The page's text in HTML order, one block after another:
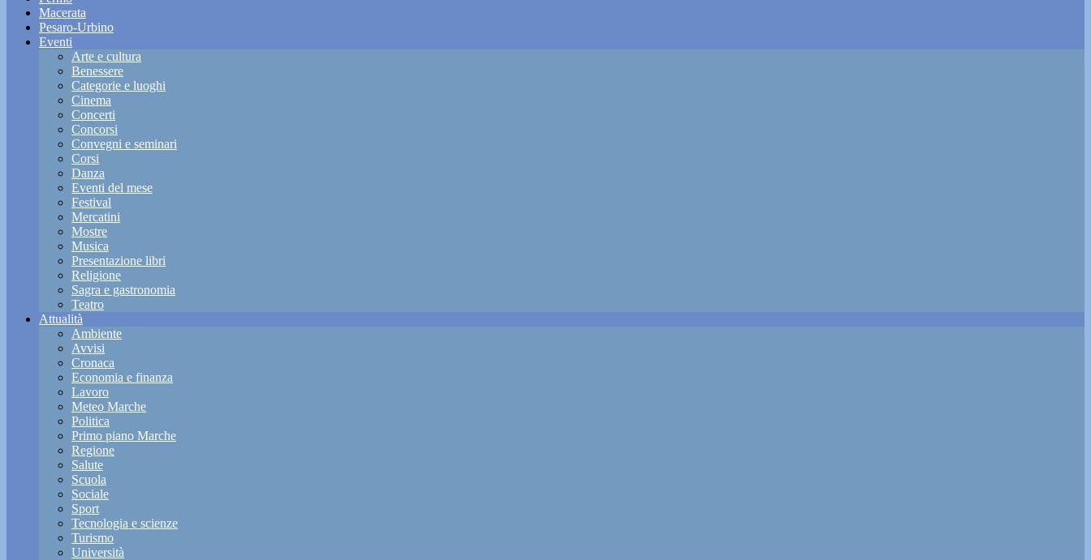
Macerata
Pesaro-Urbino
Eventi
Arte e cultura
Benessere
Categorie e luoghi
Cinema
Concerti
Concorsi
Convegni e seminari
Corsi
Danza
Eventi del mese
Festival
Mercatini
Mostre
Musica
Presentazione libri
Religione
Sagra e gastronomia
Teatro
Attualità
Ambiente
Avvisi
Cronaca
Economia e finanza
Lavoro
Meteo Marche
Politica
Primo piano Marche
Regione
Salute
Scuola
Sociale
Sport
Tecnologia e scienze
Turismo
Università